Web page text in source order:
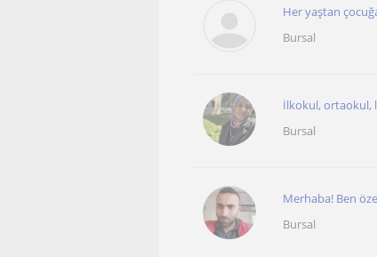
Her yaştan
Bursal
İlkokul, ortaokul,
Bursal
Merhaba! Ben
Bursal